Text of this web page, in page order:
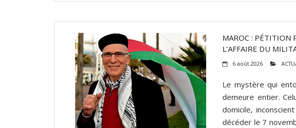
MAROC : PÉTITION
L’AFFAIRE DU
6 août 2026
Le mystère qui
demeure entier.
domicile,
décéder le 7